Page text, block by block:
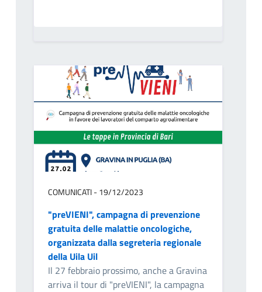
COMUNICATI - 19/12/2023
"preVIENI", campagna di prevenzione
gratuita delle malattie oncologiche,
organizzata dalla segreteria regionale
della Uila Uil
Il 27 febbraio prossimo, anche a Gravina
arriva il tour di "preVIENI", la campagna